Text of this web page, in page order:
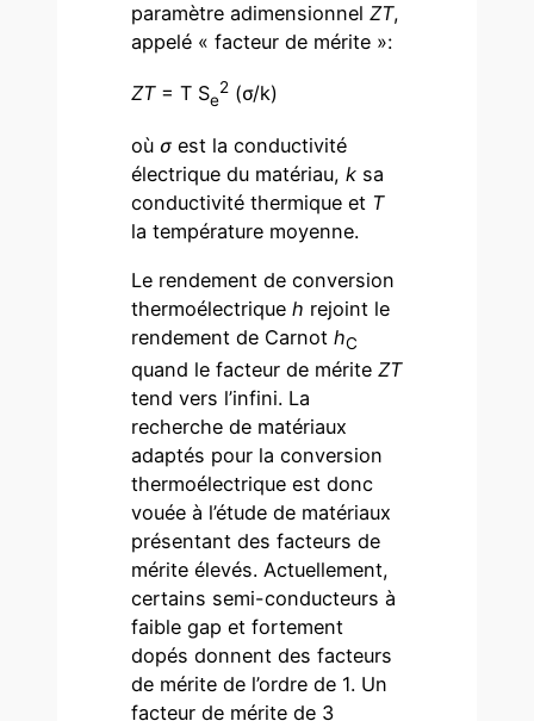
paramètre adimensionnelZT,
appelé « facteur de mérite »:
ZT = T Se
2 (σ/k)
oùσ est la conductivité
électrique du matériau,k sa
conductivité thermique et T
la température moyenne.
Le rendement de conversion
thermoélectriqueh rejoint le
rendement de CarnothC
quand le facteur de mériteZT
tend vers l’infini. La
recherche de matériaux
adaptés pour la conversion
thermoélectrique est donc
vouée à l’étude de matériaux
présentant des facteurs de
mérite élevés. Actuellement,
certains semi-conducteurs à
faible gap et fortement
dopés donnent des facteurs
de mérite de l’ordre de 1. Un
facteur de mérite de 3